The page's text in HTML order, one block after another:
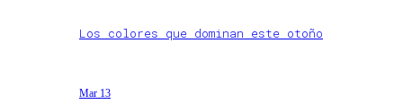
Los colores que dominan este otoño
Mar 13